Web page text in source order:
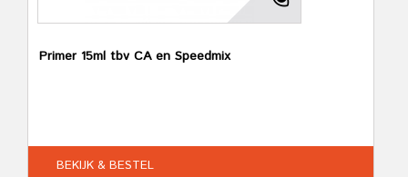
Primer 15ml tbv CA en Speedmix
BEKIJK & BESTEL